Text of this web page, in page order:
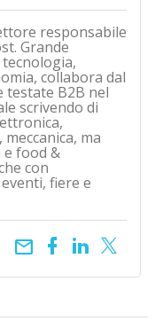
responsabile
Grande
collabora dal
testate B2B nel
scrivendo di
ma
e food &
con
fiere e
email